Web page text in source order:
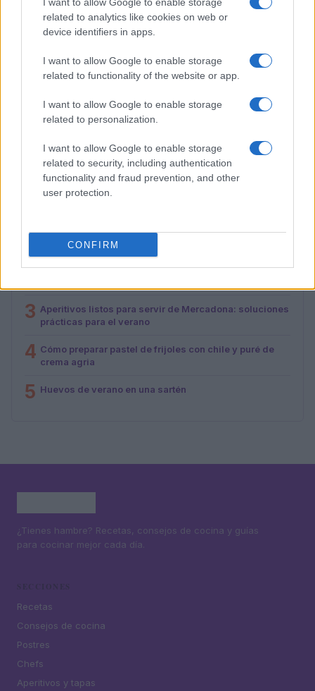
related to analytics like cookies on web or
device identifiers in apps.
I want to allow Google to enable storage
related to functionality of the website or app.
I want to allow Google to enable storage
related to personalization.
I want to allow Google to enable storage
related to security, including authentication
functionality and fraud prevention, and other
user protection.
CONFIRM
Plan de comidas semanal con recetas rápidas y
económicas
MÁS LEÍDOS
1
tus reuniones veraniegas
2 La cantante española celebra un cumpleaños en
3 Aperitivos listos para servir de Mercadona: soluciones
prácticas para el verano
4 Cómo preparar pastel de frijoles con chile y puré de
crema agria
5 Huevos de verano en una sartén
¿Tienes hambre? Recetas, consejos de cocina y guías
para cocinar mejor cada día.
Recetas
Consejos de cocina
Postres
Chefs
Aperitivos y tapas